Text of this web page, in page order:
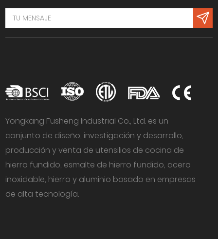
Yongkang Fusheng Industrial Co., Ltd. es un
conjunto de diseño, investigación y desarrollo,
producción y venta de utensilios de cocina de
hierro fundido, esmalte de hierro fundido, acero
inoxidable, hierro y aluminio basado en empresas
de alta tecnología.